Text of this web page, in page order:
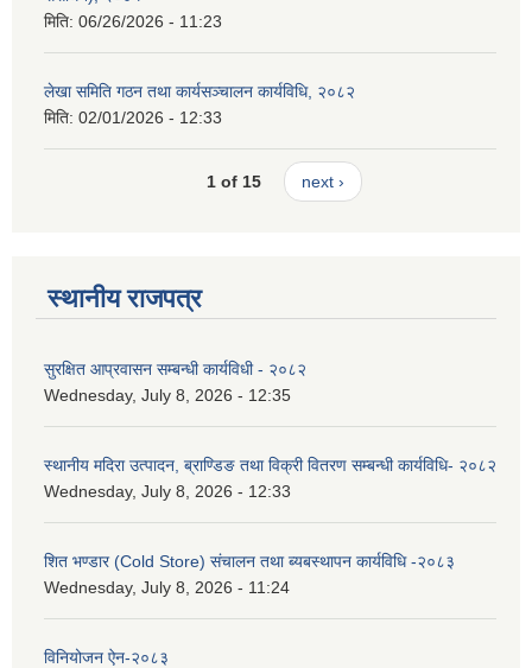
मिति: 06/26/2026 - 11:23
लेखा समिति गठन तथा कार्यसञ्चालन कार्यविधि, २०८२
मिति: 02/01/2026 - 12:33
1 of 15 next ›
स्थानीय राजपत्र
सुरक्षित आप्रवासन सम्बन्धी कार्यविधी - २०८२
Wednesday, July 8, 2026 - 12:35
स्थानीय मदिरा उत्पादन, ब्राण्डिङ तथा विक्री वितरण सम्बन्धी कार्यविधि- २०८२
Wednesday, July 8, 2026 - 12:33
शित भण्डार (Cold Store) संचालन तथा ब्यबस्थापन कार्यविधि -२०८३
Wednesday, July 8, 2026 - 11:24
विनियोजन ऐन-२०८३